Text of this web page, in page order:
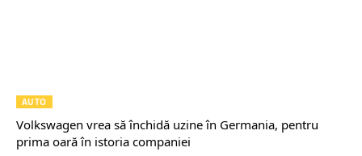
AUTO
Volkswagen vrea să închidă uzine în Germania, pentru
prima oară în istoria companiei